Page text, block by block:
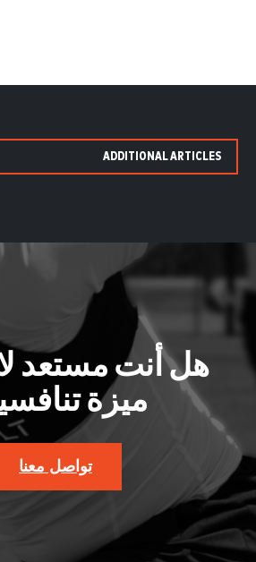
ADDITIONAL ARTICLES
هل أنت مستعد
ميزة
تواصل معنا